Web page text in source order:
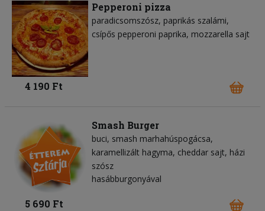
Pepperoni pizza
paradicsomszósz paprikás szalámi
csípős pepperoni paprika mozzarella sajt
4 190 Ft
Smash Burger
buci smash marhahúspogácsa
karamellizált hagyma cheddar sajt házi
szósz
hasábburgonyával
5 690 Ft